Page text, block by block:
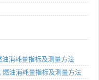
消耗量指标及测量方法
油消耗量指标及测量方法